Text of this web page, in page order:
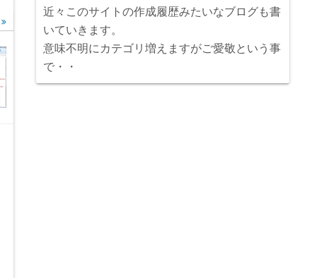
近々このサイトの作成履歴みたいなブログも書
いていきます。
意味不明にカテゴリ増えますがご愛敬という事
で・・